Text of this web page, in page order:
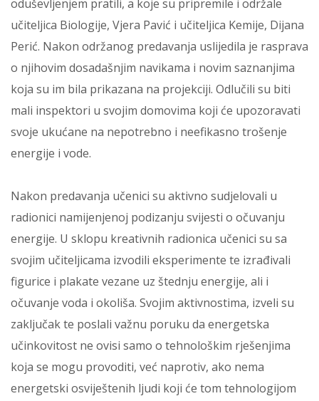
oduševljenjem pratili, a koje su pripremile i održale
učiteljica Biologije, Vjera Pavić i učiteljica Kemije, Dijana
Perić. Nakon održanog predavanja uslijedila je rasprava
o njihovim dosadašnjim navikama i novim saznanjima
koja su im bila prikazana na projekciji. Odlučili su biti
mali inspektori u svojim domovima koji će upozoravati
svoje ukućane na nepotrebno i neefikasno trošenje
energije i vode.
Nakon predavanja učenici su aktivno sudjelovali u
radionici namijenjenoj podizanju svijesti o očuvanju
energije. U sklopu kreativnih radionica učenici su sa
svojim učiteljicama izvodili eksperimente te izrađivali
figurice i plakate vezane uz štednju energije, ali i
očuvanje voda i okoliša. Svojim aktivnostima, izveli su
zaključak te poslali važnu poruku da energetska
učinkovitost ne ovisi samo o tehnološkim rješenjima
koja se mogu provoditi, već naprotiv, ako nema
energetski osviještenih ljudi koji će tom tehnologijom